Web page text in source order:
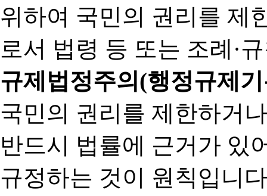
위하여 국민의 권리를 제
로서 법령 등 또는 조례·
규제법정주의(행정규제
국민의 권리를 제한하거
반드시 법률에 근거가 있
규정하는 것이 원칙입니